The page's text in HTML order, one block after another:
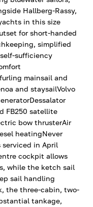
Hallberg-Rassy,
in this size
for short-handed
simplified
sufficiency
mainsail and
and staysailVolvo
FB250 satellite
bow thrusterAir
heatingNever
serviced in April
cockpit allows
while the ketch sail
sail handling
the three-cabin, two-
tankage,